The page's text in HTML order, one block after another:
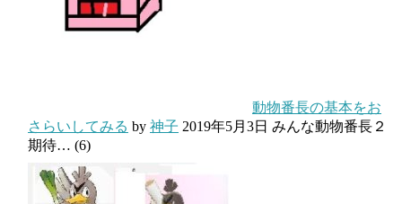
動物番長の基本をお
さらいしてみる by 神子 2019年5月3日 みんな動物番長２
期待… (6)